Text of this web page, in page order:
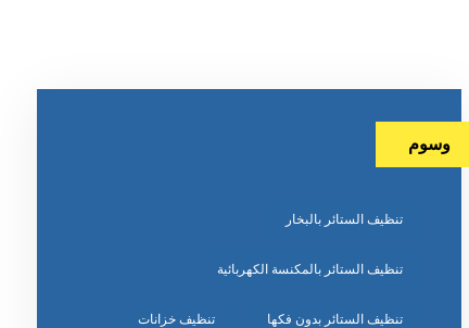
وسوم
تنظيف الستائر بالبخار
تنظيف الستائر بالمكنسة الكهربائية
تنظيف الستائر بدون فكها تنظيف خزانات